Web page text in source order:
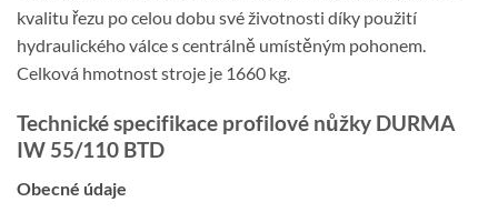
kvalitu řezu po celou dobu své životnosti díky použití
hydraulického válce s centrálně umístěným pohonem.
Celková hmotnost stroje je 1660 kg.
Technické specifikace profilové nůžky DURMA
IW 55/110 BTD
Obecné údaje